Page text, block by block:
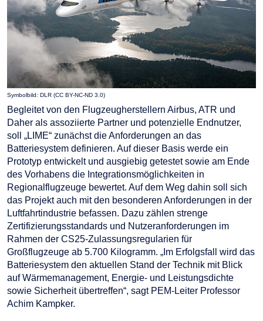
Symbolbild: DLR (CC BY-NC-ND 3.0)
Begleitet von den Flugzeugherstellern Airbus, ATR und
Daher als assoziierte Partner und potenzielle Endnutzer,
soll „LIME“ zunächst die Anforderungen an das
Batteriesystem definieren. Auf dieser Basis werde ein
Prototyp entwickelt und ausgiebig getestet sowie am Ende
des Vorhabens die Integrationsmöglichkeiten in
Regionalflugzeuge bewertet. Auf dem Weg dahin soll sich
das Projekt auch mit den besonderen Anforderungen in der
Luftfahrtindustrie befassen. Dazu zählen strenge
Zertifizierungsstandards und Nutzeranforderungen im
Rahmen der CS25-Zulassungsregularien für
Großflugzeuge ab 5.700 Kilogramm. „Im Erfolgsfall wird das
Batteriesystem den aktuellen Stand der Technik mit Blick
auf Wärmemanagement, Energie- und Leistungsdichte
sowie Sicherheit übertreffen“, sagt PEM-Leiter Professor
Achim Kampker.